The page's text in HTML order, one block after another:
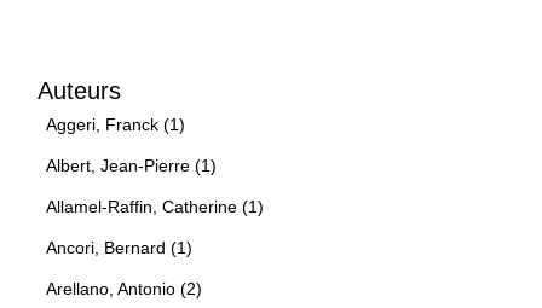
Auteurs
Aggeri, Franck (1)
Albert, Jean-Pierre (1)
Allamel-Raffin, Catherine (1)
Ancori, Bernard (1)
Arellano, Antonio (2)